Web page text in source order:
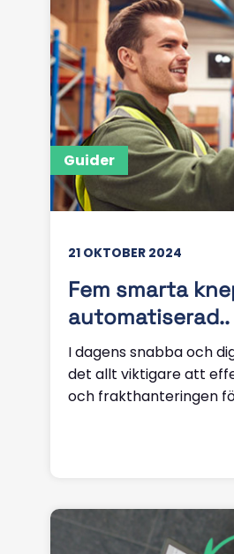
Guider
21 OKTOBER 2024
Fem smarta
automatiserad..
I dagens snabba och
det allt viktigare att
och frakthanteringen